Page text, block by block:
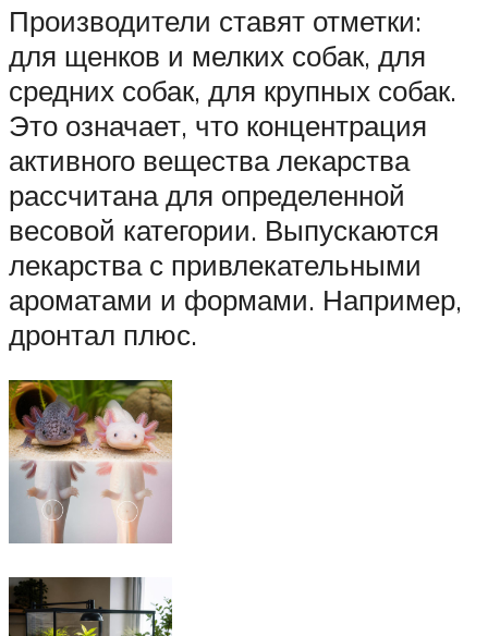
Производители ставят отметки:
для щенков и мелких собак, для
средних собак, для крупных собак.
Это означает, что концентрация
активного вещества лекарства
рассчитана для определенной
весовой категории. Выпускаются
лекарства с привлекательными
ароматами и формами. Например,
дронтал плюс.